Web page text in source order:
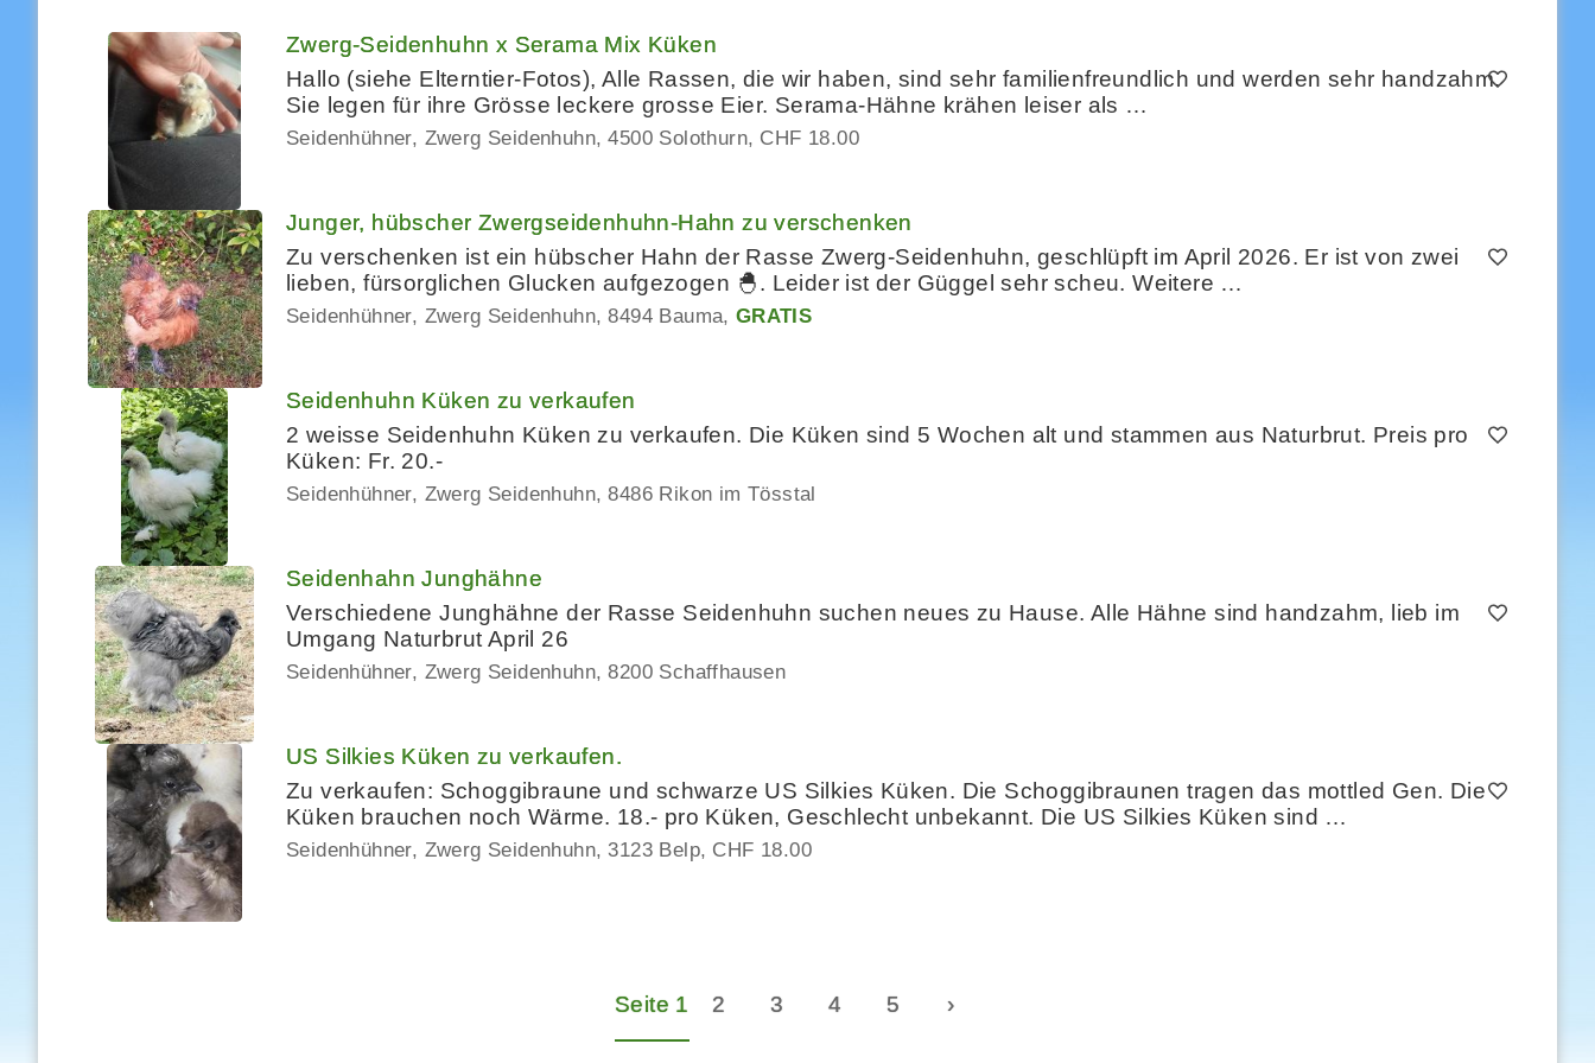
Zwerg-Seidenhuhn x Serama Mix Küken
Hallo (siehe Elterntier-Fotos), Alle Rassen, die wir haben, sind sehr familienfreundlich und werden sehr handzahm.
Sie legen für ihre Grösse leckere grosse Eier. Serama-Hähne krähen leiser als …
Seidenhühner, Zwerg Seidenhuhn 4500 Solothurn CHF 18.00
Junger, hübscher Zwergseidenhuhn-Hahn zu verschenken
Zu verschenken ist ein hübscher Hahn der Rasse Zwerg-Seidenhuhn, geschlüpft im April 2026. Er ist von zwei
lieben, fürsorglichen Glucken aufgezogen 🐣. Leider ist der Güggel sehr scheu. Weitere …
Seidenhühner, Zwerg Seidenhuhn 8494 Bauma GRATIS
Seidenhuhn Küken zu verkaufen
2 weisse Seidenhuhn Küken zu verkaufen. Die Küken sind 5 Wochen alt und stammen aus Naturbrut. Preis pro
Küken: Fr. 20.-
Seidenhühner, Zwerg Seidenhuhn 8486 Rikon im Tösstal
Seidenhahn Junghähne
Verschiedene Junghähne der Rasse Seidenhuhn suchen neues zu Hause. Alle Hähne sind handzahm, lieb im
Umgang Naturbrut April 26
Seidenhühner, Zwerg Seidenhuhn 8200 Schaffhausen
US Silkies Küken zu verkaufen.
Zu verkaufen: Schoggibraune und schwarze US Silkies Küken. Die Schoggibraunen tragen das mottled Gen. Die
Küken brauchen noch Wärme. 18.- pro Küken, Geschlecht unbekannt. Die US Silkies Küken sind …
Seidenhühner, Zwerg Seidenhuhn 3123 Belp CHF 18.00
Seite 1 2 3 4 5 ›